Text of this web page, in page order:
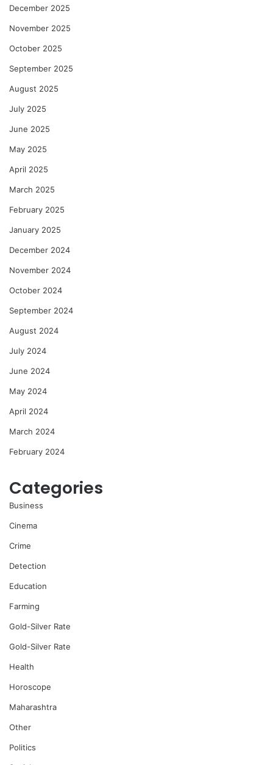
December 2025
November 2025
October 2025
September 2025
August 2025
July 2025
June 2025
May 2025
April 2025
March 2025
February 2025
January 2025
December 2024
November 2024
October 2024
September 2024
August 2024
July 2024
June 2024
May 2024
April 2024
March 2024
February 2024
Categories
Business
Cinema
Crime
Detection
Education
Farming
Gold-Silver Rate
Gold-Silver Rate
Health
Horoscope
Maharashtra
Other
Politics